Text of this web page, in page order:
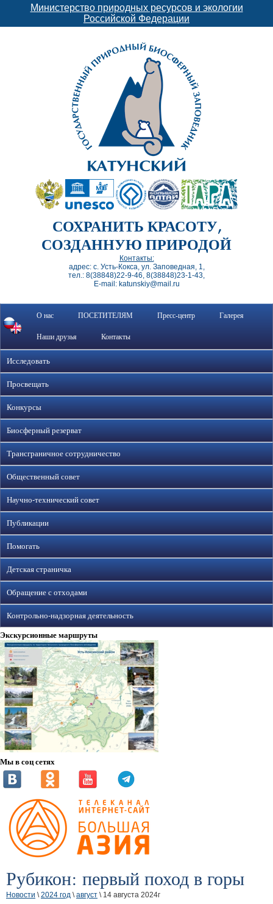
Министерство природных ресурсов и экологии
Российской Федерации
СОХРАНИТЬ КРАСОТУ,
СОЗДАННУЮ ПРИРОДОЙ
Контакты:
адрес: с. Усть-Кокса, ул. Заповедная, 1,
тел.: 8(38848)22-9-46, 8(38848)23-1-43,
E-mail: katunskiy@mail.ru
О нас ПОСЕТИТЕЛЯМ Пресс-центр Галерея
Наши друзья Контакты
Исследовать
Просвещать
Конкурсы
Биосферный резерват
Трансграничное сотрудничество
Общественный совет
Научно-технический совет
Публикации
Помогать
Детская страничка
Обращение с отходами
Контрольно-надзорная деятельность
Экскурсионные маршруты
Мы в соц сетях
Рубикон: первый поход в горы
Новости \2024 год \август \ 14 августа 2024г